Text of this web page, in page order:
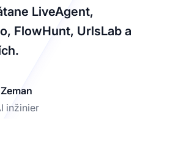
LiveAgent,
FlowHunt, UrlsLab a
inžinier